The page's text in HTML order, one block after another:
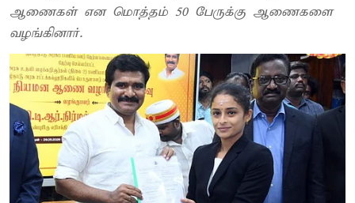
ஆணைகள் என‌ மொத்தம் 50 பேருக்கு ஆணைகளை
வழங்கினார்.